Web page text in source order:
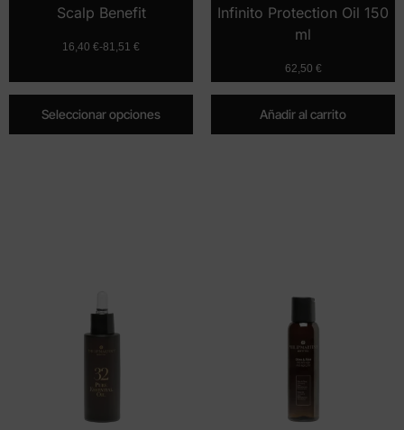
Scalp Benefit
16,40 €-81,51 €
Seleccionar opciones
Infinito Protection Oil 150
ml
62,50 €
Añadir al carrito